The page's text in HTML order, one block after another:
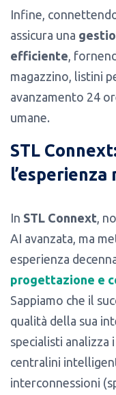
Infine,
assicura una
efficiente,
magazzino, listini
avanzamento 24
umane.
STL
In STL Connext,
AI avanzata, ma
esperienza
progettazione e
Sappiamo che il
qualità della sua
specialisti analizza
centralini
interconnessioni